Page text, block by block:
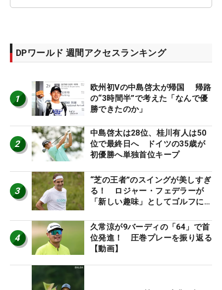
DPワールド 週間アクセスランキング
1
欧州初Vの中島啓太が帰国 帰路
の“3時間半”で考えた「なんで優
勝できたのか」
2
中島啓太は28位、桂川有人は50
位で最終日へ ドイツの35歳が
初優勝へ単独首位キープ
3
“芝の王者”のスイングが美しすぎ
る！ ロジャー・フェデラーが
「新しい趣味」としてゴルフに挑
4
久常涼が9バーディの「64」で首
位発進！ 圧巻プレーを振り返る
【動画】